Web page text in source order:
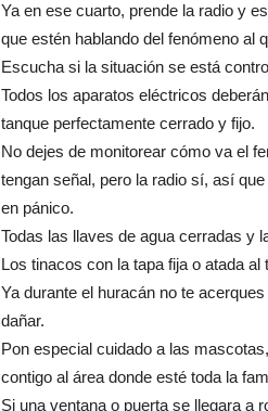
Ya en ese cuarto, prende la radio y
que estén hablando del fenómeno al
Escucha si la situación se está
Todos los aparatos eléctricos
tanque perfectamente cerrado y fijo.
No dejes de monitorear cómo va el
tengan señal, pero la radio sí, así
en pánico.
Todas las llaves de agua cerradas y
Los tinacos con la tapa fija o atada
Ya durante el huracán no te
dañar.
Pon especial cuidado a las
contigo al área donde esté toda la
Si una ventana o puerta se llegara a